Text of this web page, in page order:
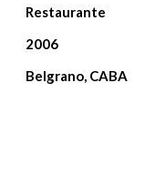
Restaurante
2006
Belgrano, CABA